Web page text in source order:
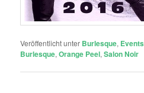
Veröffentlicht unter Burlesque, Events
Burlesque,Orange Peel,Salon Noir